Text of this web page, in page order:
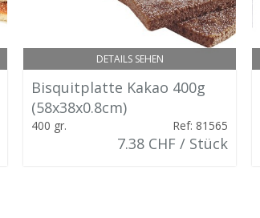
DETAILS SEHEN
Bisquitplatte Kakao 400g
(58x38x0.8cm)
400 gr. Ref: 81565
7.38 CHF / Stück